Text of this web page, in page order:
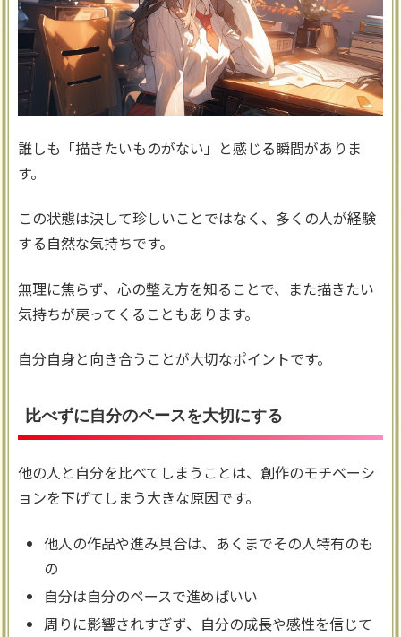
誰しも「描きたいものがない」と感じる瞬間がありま
す。
この状態は決して珍しいことではなく、多くの人が経験
する自然な気持ちです。
無理に焦らず、心の整え方を知ることで、また描きたい
気持ちが戻ってくることもあります。
自分自身と向き合うことが大切なポイントです。
比べずに自分のペースを大切にする
他の人と自分を比べてしまうことは、創作のモチベーシ
ョンを下げてしまう大きな原因です。
他人の作品や進み具合は、あくまでその人特有のも
の
自分は自分のペースで進めばいい
周りに影響されすぎず、自分の成長や感性を信じて